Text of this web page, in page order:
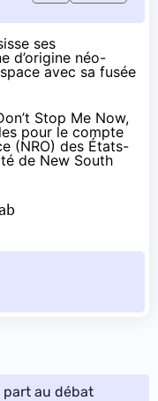
ses
d’origine néo-
avec sa fusée
Stop Me Now,
pour le compte
(NRO) des États-
de New South
au débat